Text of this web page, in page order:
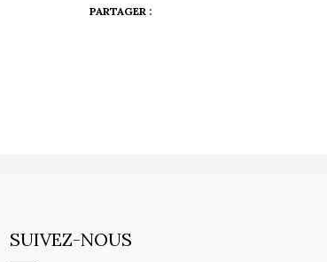
PARTAGER :
SUIVEZ-NOUS